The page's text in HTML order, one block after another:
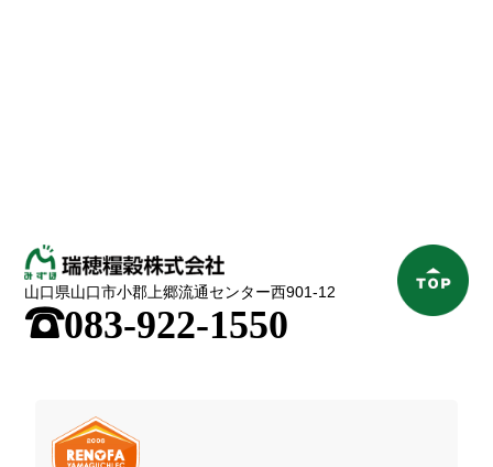
山口県山口市小郡上郷流通センター西901-12
;083-922-1550